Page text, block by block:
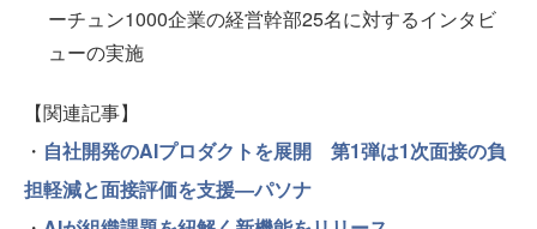
ーチュン1000企業の経営幹部25名に対するインタビ
ューの実施
【関連記事】
・ 自社開発のAIプロダクトを展開 第1弾は1次面接の負
担軽減と面接評価を支援—パソナ